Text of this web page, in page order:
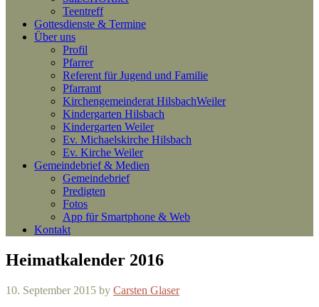
Teentreff
Gottesdienste & Termine
Über uns
Profil
Pfarrer
Referent für Jugend und Familie
Pfarramt
Kirchengemeinderat HilsbachWeiler
Kindergarten Hilsbach
Kindergarten Weiler
Ev. Michaelskirche Hilsbach
Ev. Kirche Weiler
Gemeindebrief & Medien
Gemeindebrief
Predigten
Fotos
App für Smartphone & Web
Kontakt
Heimatkalender 2016
10. September 2015 by Carsten Glaser